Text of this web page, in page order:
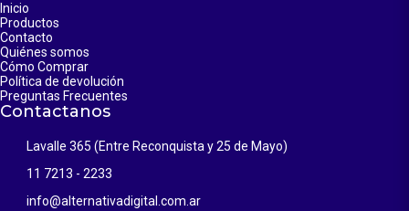
Inicio
Productos
Contacto
Quiénes somos
Cómo Comprar
Política de devolución
Preguntas Frecuentes
Contactanos
Lavalle 365 (Entre Reconquista y 25 de Mayo)
11 7213 - 2233
info@alternativadigital.com.ar